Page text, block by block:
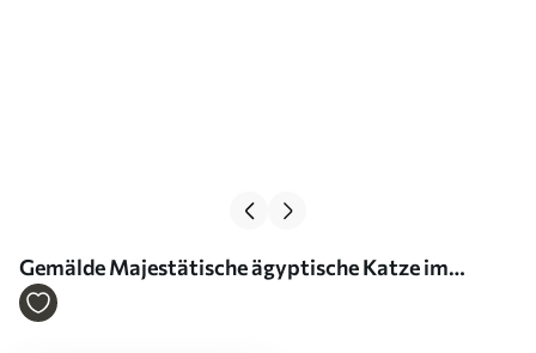
Gemälde Majestätische ägyptische Katze im
Zeremonienkostüm Art. s38724